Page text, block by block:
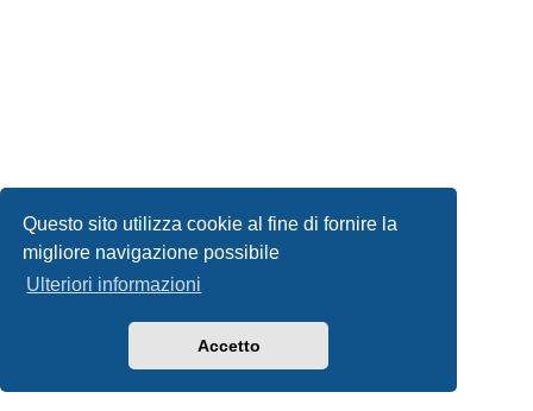
Questo sito utilizza cookie al fine di fornire la
migliore navigazione possibile
Ulteriori informazioni
Accetto